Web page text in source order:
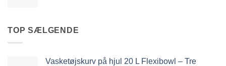
TOP SÆLGENDE
Vasketøjskurv på hjul 20 L Flexibowl – Tre